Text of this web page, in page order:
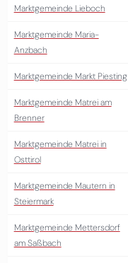
Marktgemeinde Lieboch
Marktgemeinde Maria-
Anzbach
Marktgemeinde Markt Piesting
Marktgemeinde Matrei am
Brenner
Marktgemeinde Matrei in
Osttirol
Marktgemeinde Mautern in
Steiermark
Marktgemeinde Mettersdorf
am Saßbach